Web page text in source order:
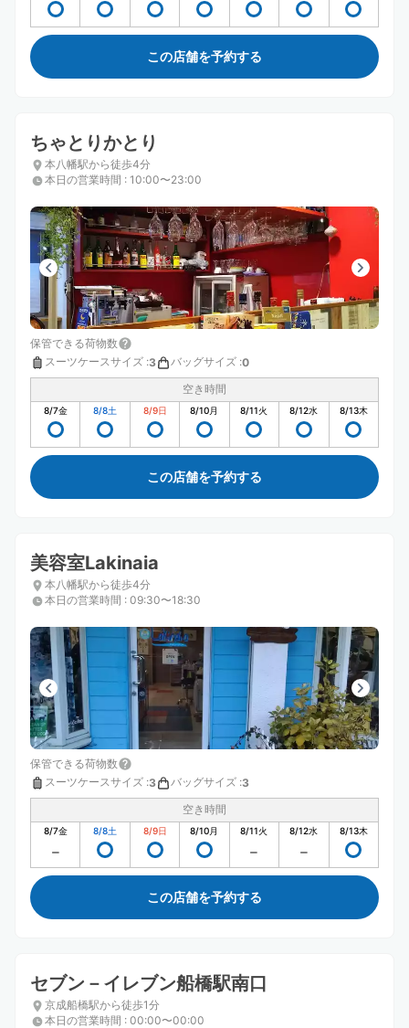
この店舗を予約する
ちゃとりかとり
本八幡駅から徒歩4分
本日の営業時間 : 10:00〜23:00
保管できる荷物数
スーツケースサイズ :3 バッグサイズ :0
空き時間
8/7金 8/8土 8/9日 8/10月 8/11火 8/12水 8/13木
この店舗を予約する
美容室Lakinaia
本八幡駅から徒歩4分
本日の営業時間 : 09:30〜18:30
保管できる荷物数
スーツケースサイズ :3 バッグサイズ :3
空き時間
8/7金 8/8土 8/9日 8/10月 8/11火 8/12水 8/13木
この店舗を予約する
セブン－イレブン船橋駅南口
京成船橋駅から徒歩1分
本日の営業時間 : 00:00〜00:00